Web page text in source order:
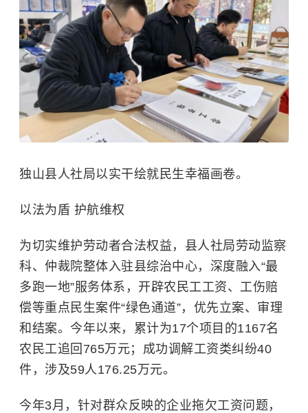
独山县人社局以实干绘就民生幸福画卷。
以法为盾 护航维权
为切实维护劳动者合法权益，县人社局劳动监察
科、仲裁院整体入驻县综治中心，深度融入“最
多跑一地”服务体系，开辟农民工工资、工伤赔
偿等重点民生案件“绿色通道”，优先立案、审理
和结案。今年以来，累计为17个项目的1167名
农民工追回765万元；成功调解工资类纠纷40
件，涉及59人176.25万元。
今年3月，针对群众反映的企业拖欠工资问题，